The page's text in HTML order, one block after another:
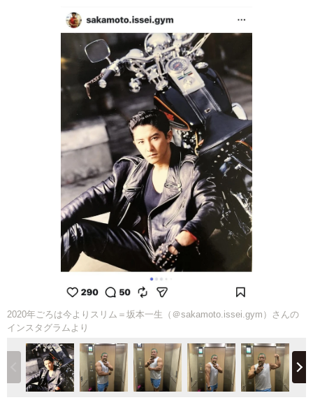
2020年ごろは今よりスリム＝坂本一生（＠sakamoto.issei.gym）さんの
インスタグラムより